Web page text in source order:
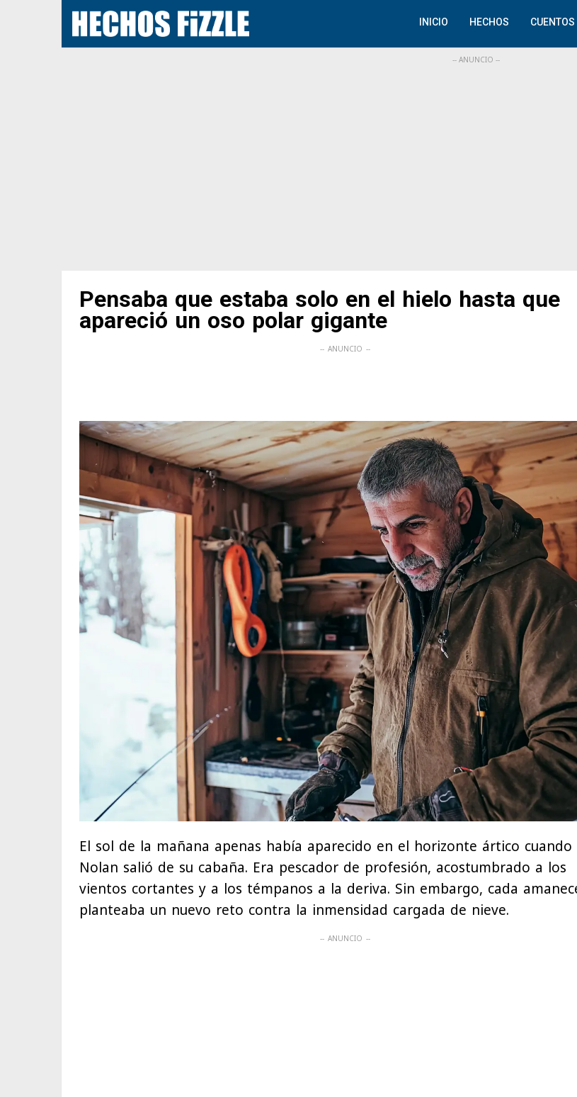
INICIO HECHOS CUENTOS
Pensaba que estaba solo en el hielo hasta que
apareció un oso polar gigante
El sol de la mañana apenas había aparecido en el horizonte ártico cuando
Nolan salió de su cabaña. Era pescador de profesión, acostumbrado a los
vientos cortantes y a los témpanos a la deriva. Sin embargo, cada
planteaba un nuevo reto contra la inmensidad cargada de nieve.